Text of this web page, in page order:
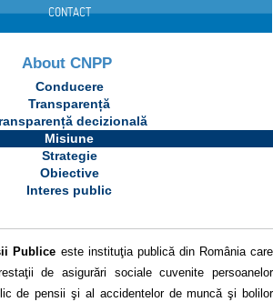
CONTACT
About CNPP
Conducere
Transparență
decizională
Misiune
Strategie
Obiective
Interes public
Publice este instituţia publică din România care
de asigurări sociale cuvenite persoanelor
de pensii şi al accidentelor de muncă şi bolilor